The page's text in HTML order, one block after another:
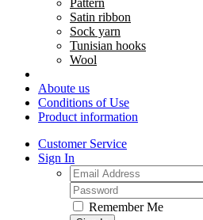
Pattern
Satin ribbon
Sock yarn
Tunisian hooks
Wool
Aboute us
Conditions of Use
Product information
Customer Service
Sign In
Remember Me